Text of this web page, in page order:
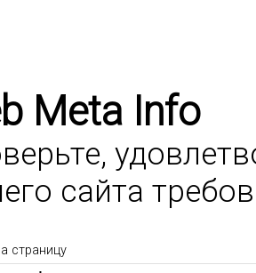
Meta Info
сайта
страницу